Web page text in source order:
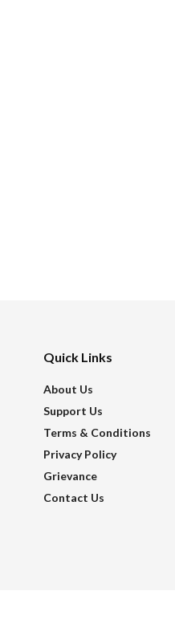
Quick Links
About Us
Support Us
Terms & Conditions
Privacy Policy
Grievance
Contact Us